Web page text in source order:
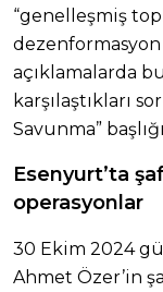
“genelleşmiş
açıklamalarda
karşılaştıkları
Savunma”
Esenyurt’ta
operasyonlar
30 Ekim 2024
Ahmet Özer’in